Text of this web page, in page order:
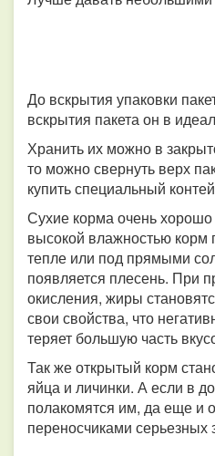
До вскрытия упаковки
вскрытия пакета он в
Хранить их можно в
то можно свернуть верх
купить специальный
Сухие корма очень
высокой влажностью корм
тепле или под прямыми
появляется плесень. При
окисления, жиры
свои свойства, что
теряет большую часть
Так же открытый корм
яйца и личинки. А если в
полакомятся им, да еще и
переносчиками серьезных